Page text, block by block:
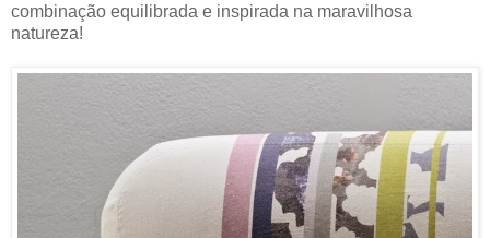
combinação equilibrada e inspirada na maravilhosa
natureza!